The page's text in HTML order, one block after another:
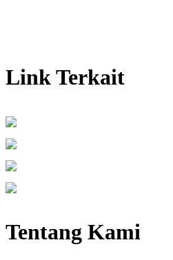
Link Terkait
Tentang Kami